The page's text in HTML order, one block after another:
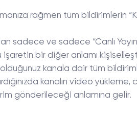
rağmen tüm bildirimlerin
sadece ve sadece “Canlı
işaretin bir diğer anlamı
kanala dair tüm
kanalın video yükleme,
gönderileceği anlamına gelir.